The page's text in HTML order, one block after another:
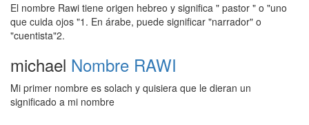
El nombre Rawi tiene origen hebreo y significa " pastor " o "uno
que cuida ojos "1. En árabe, puede significar "narrador" o
"cuentista"2.
michael Nombre RAWI
Mi primer nombre es solach y quisiera que le dieran un
significado a mi nombre